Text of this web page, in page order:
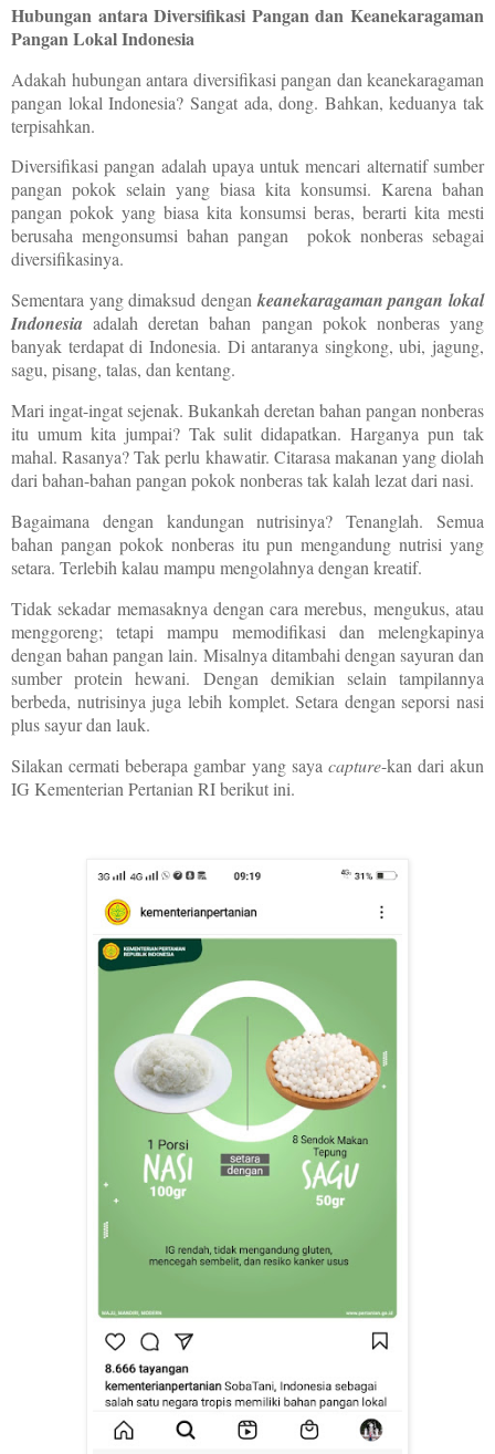
Hubungan antara Diversifikasi Pangan dan Keanekaragaman
Pangan Lokal Indonesia
Adakah hubungan antara diversifikasi pangan dan keanekaragaman
pangan lokal Indonesia? Sangat ada, dong. Bahkan, keduanya tak
terpisahkan.
Diversifikasi pangan adalah upaya untuk mencari alternatif sumber
pangan pokok selain yang biasa kita konsumsi. Karena bahan
pangan pokok yang biasa kita konsumsi beras, berarti kita mesti
berusaha mengonsumsi bahan pangan pokok nonberas sebagai
diversifikasinya.
Sementara yang dimaksud dengankeanekaragaman pangan lokal
Indonesia adalah deretan bahan pangan pokok nonberas yang
banyak terdapat di Indonesia. Di antaranya singkong, ubi, jagung,
sagu, pisang, talas, dan kentang.
Mari ingat-ingat sejenak. Bukankah deretan bahan pangan nonberas
itu umum kita jumpai? Tak sulit didapatkan. Harganya pun tak
mahal. Rasanya? Tak perlu khawatir. Citarasa makanan yang diolah
dari bahan-bahan pangan pokok nonberas tak kalah lezat dari nasi.
Bagaimana dengan kandungan nutrisinya? Tenanglah. Semua
bahan pangan pokok nonberas itu pun mengandung nutrisi yang
setara. Terlebih kalau mampu mengolahnya dengan kreatif.
Tidak sekadar memasaknya dengan cara merebus, mengukus, atau
menggoreng; tetapi mampu memodifikasi dan melengkapinya
dengan bahan pangan lain. Misalnya ditambahi dengan sayuran dan
sumber protein hewani. Dengan demikian selain tampilannya
berbeda, nutrisinya juga lebih komplet. Setara dengan seporsi nasi
plus sayur dan lauk.
Silakan cermati beberapa gambar yang saya capture-kan dari akun
IG Kementerian Pertanian RI berikut ini.